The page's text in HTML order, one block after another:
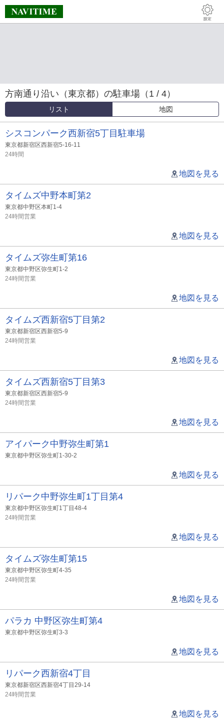
方南通り沿い（東京都）の駐車場（1 / 4）
リスト 地図
シスコンパーク西新宿5丁目駐車場
東京都新宿区西新宿5-16-11
24時間
地図を見る
タイムズ中野本町第2
東京都中野区本町1-4
24時間営業
地図を見る
タイムズ弥生町第16
東京都中野区弥生町1-2
24時間営業
地図を見る
タイムズ西新宿5丁目第2
東京都新宿区西新宿5-9
24時間営業
地図を見る
タイムズ西新宿5丁目第3
東京都新宿区西新宿5-9
24時間営業
地図を見る
アイパーク中野弥生町第1
東京都中野区弥生町1-30-2
地図を見る
リパーク中野弥生町1丁目第4
東京都中野区弥生町1丁目48-4
24時間営業
地図を見る
タイムズ弥生町第15
東京都中野区弥生町4-35
24時間営業
地図を見る
パラカ 中野区弥生町第4
東京都中野区弥生町3-3
地図を見る
リパーク西新宿4丁目
東京都新宿区西新宿4丁目29-14
24時間営業
地図を見る